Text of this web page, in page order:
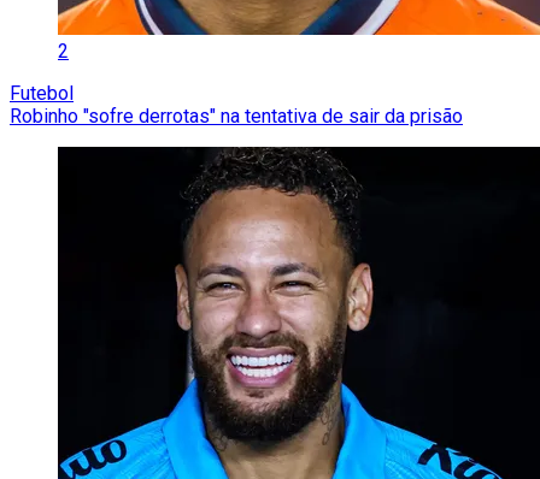
2
Futebol
Robinho "sofre derrotas" na tentativa de sair da prisão